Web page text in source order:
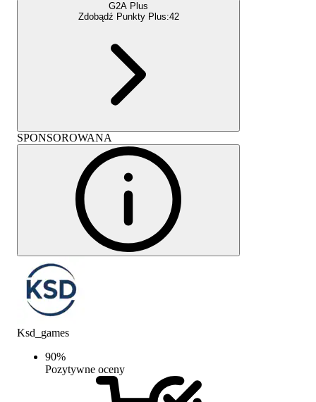
G2A Plus
Zdobądź Punkty Plus:42
SPONSOROWANA
Ksd_games
90%
Pozytywne oceny